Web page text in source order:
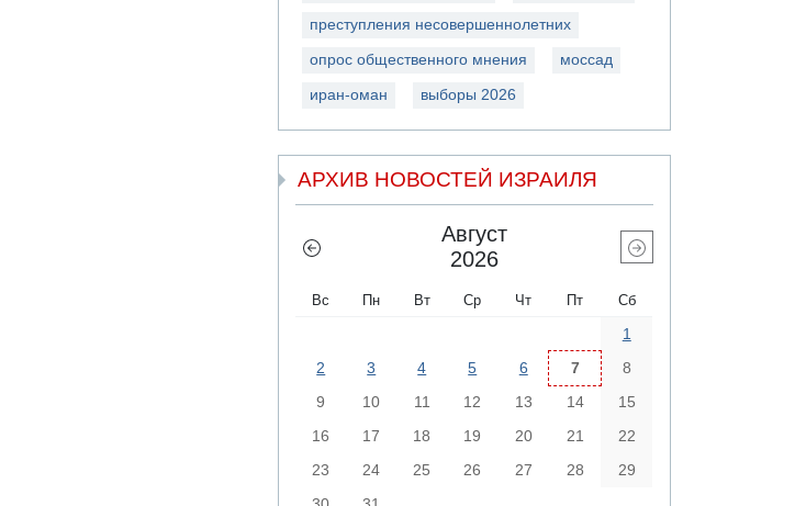
преступления несовершеннолетних
опрос общественного мнения моссад
иран-оман выборы 2026
АРХИВ НОВОСТЕЙ ИЗРАИЛЯ
Август
2026
Вс Пн Вт Ср Чт Пт Сб
1
2
3 4 5 6 7
8
9
10 11 12 13 14
15
16
17 18 19 20 21
22
23
24 25 26 27 28
29